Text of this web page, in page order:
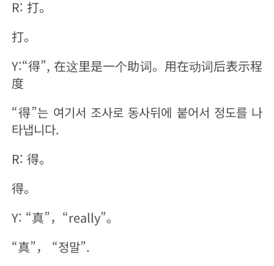
R: 打。
打。
Y:“得”, 在这里是一个助词。用在动词后表示程
度
“得”는 여기서 조사로 동사뒤에 붙어서 정도를 나
타냅니다.
R: 得。
得。
Y: “真”，“really”。
“真”， “정말”.